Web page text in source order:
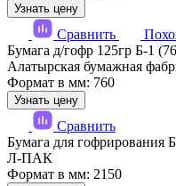
Узнать цену
Сравнить
Бумага д/гофр 125гр Б-1
Алатырская бумажная
Формат в мм: 760
Узнать цену
Сравнить
Бумага для гофрирования
Л-ПАК
Формат в мм: 2150